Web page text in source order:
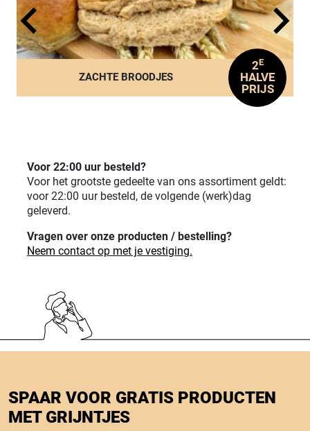
ZACHTE BROODJES
2E
HALVE
PRIJS
Voor 22:00 uur besteld?
Voor het grootste gedeelte van ons assortiment geldt:
voor 22:00 uur besteld, de volgende (werk)dag
geleverd.
Vragen over onze producten / bestelling?
Neem contact op met je vestiging.
SPAAR VOOR GRATIS PRODUCTEN
MET GRIJNTJES